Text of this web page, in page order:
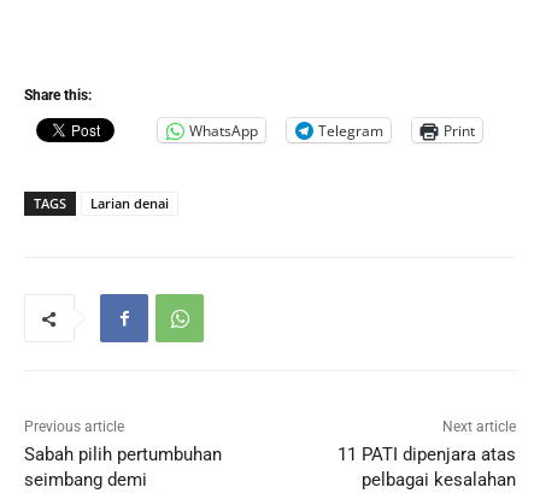
Share this:
WhatsApp Telegram Print
TAGS Larian denai
Previous article
Sabah pilih pertumbuhan
seimbang demi
Next article
11 PATI dipenjara atas
pelbagai kesalahan